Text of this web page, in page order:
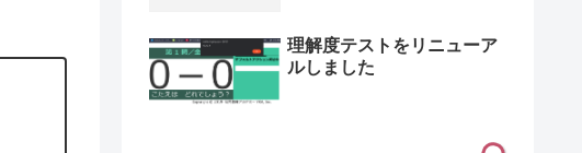
理解度テストをリニューア
ルしました